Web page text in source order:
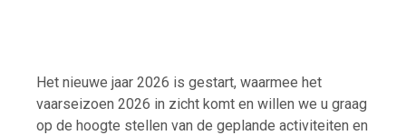
Het nieuwe jaar 2026 is gestart, waarmee het
vaarseizoen 2026 in zicht komt en willen we u graag
op de hoogte stellen van de geplande activiteiten en